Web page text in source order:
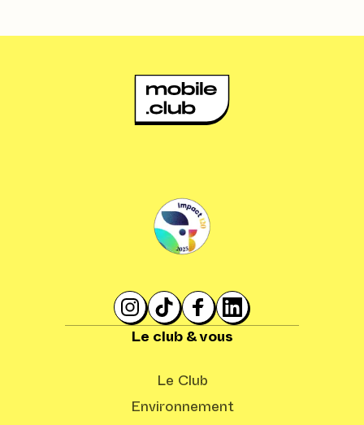
Le club & vous
Le Club
Environnement